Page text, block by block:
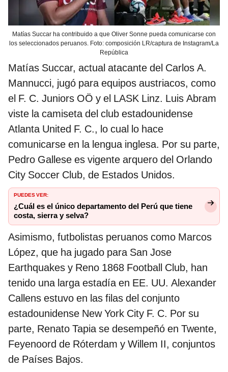
Matías Succar ha contribuido a que Oliver Sonne pueda comunicarse con
los seleccionados peruanos. Foto: composición LR/captura de Instagram/La
República
Matías Succar, actual atacante del Carlos A.
Mannucci, jugó para equipos austriacos, como
el F. C. Juniors OÖ y el LASK Linz. Luis Abram
viste la camiseta del club estadounidense
Atlanta United F. C., lo cual lo hace
comunicarse en la lengua inglesa. Por su parte,
Pedro Gallese es vigente arquero del Orlando
City Soccer Club, de Estados Unidos.
PUEDES VER:
¿Cuál es el único departamento del Perú que tiene
costa, sierra y selva?
Asimismo, futbolistas peruanos como Marcos
López, que ha jugado para San Jose
Earthquakes y Reno 1868 Football Club, han
tenido una larga estadía en EE. UU. Alexander
Callens estuvo en las filas del conjunto
estadounidense New York City F. C. Por su
parte, Renato Tapia se desempeñó en Twente,
Feyenoord de Róterdam y Willem II, conjuntos
de Países Bajos.